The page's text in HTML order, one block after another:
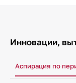
Инновации,
Аспирация по